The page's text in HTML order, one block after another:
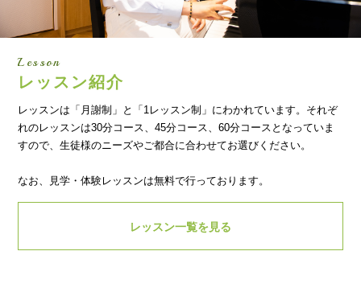
Lesson
レッスン紹介
レッスンは「月謝制」と「1レッスン制」にわかれています。それぞ
れのレッスンは30分コース、45分コース、60分コースとなっていま
すので、生徒様のニーズやご都合に合わせてお選びください。
なお、見学・体験レッスンは無料で行っております。
レッスン一覧を見る